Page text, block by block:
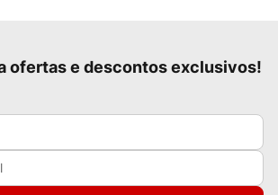
ofertas e descontos exclusivos!